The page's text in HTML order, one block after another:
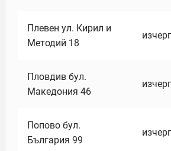
Плевен ул. Кирил и
Методий 18
Пловдив бул.
Македония 46
Попово бул.
България 99